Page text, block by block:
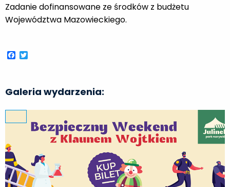
Zadanie dofinansowane ze środków z budżetu
Województwa Mazowieckiego.
Facebook
Galeria wydarzenia: